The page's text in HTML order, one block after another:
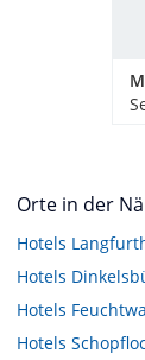
Orte in der
Hotels
Hotels
Hotels
Hotels